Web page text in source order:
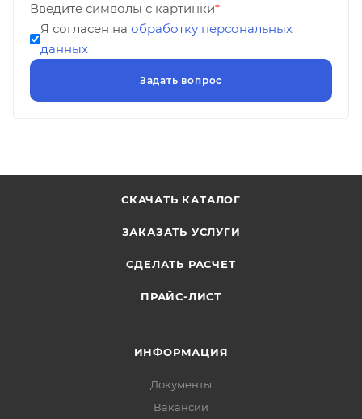
Введите символы с картинки*
Я согласен на обработку персональных
данных
СКАЧАТЬ КАТАЛОГ
ЗАКАЗАТЬ УСЛУГИ
СДЕЛАТЬ РАСЧЕТ
ПРАЙС-ЛИСТ
ИНФОРМАЦИЯ
Документы
Вакансии